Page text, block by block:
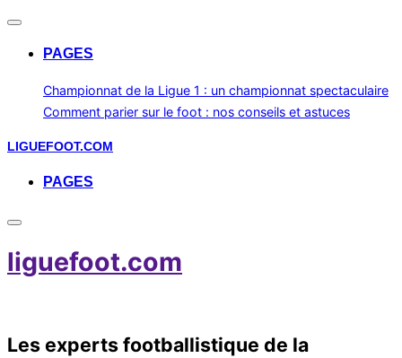
Toggle
PAGES
Championnat de la Ligue 1 : un championnat spectaculaire
Comment parier sur le foot : nos conseils et astuces
Skip
content
LIGUEFOOT.COM
PAGES
Toggle
&
navigation
liguefoot.com
down
Les experts footballistique de la